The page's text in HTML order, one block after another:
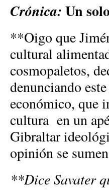
Crónica: Un
**Oigo que
cultural
cosmopaletos,
denunciando
económico, que
cultura en un
Gibraltar
opinión se
**Dice Savater